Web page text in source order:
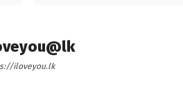
iloveyou.lk